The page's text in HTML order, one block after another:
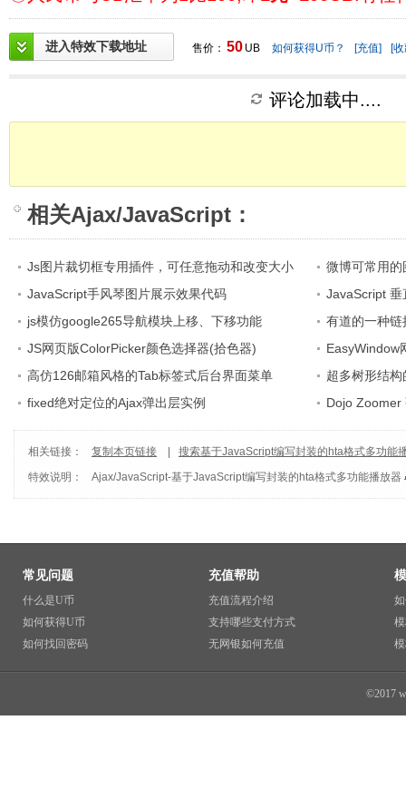
进入特效下载地址 售价： 50 UB 如何获得U币？ [充值] [
评论加载中....
相关Ajax/JavaScript ：
Js图片裁切框专用插件，可任意拖动和改变大小
微博可常用
JavaScript手风琴图片展示效果代码
JavaScript 垂
js模仿google265导航模块上移、下移功能
有道的一种
JS网页版ColorPicker颜色选择器(拾色器)
EasyWindow
高仿126邮箱风格的Tab标签式后台界面菜单
超多树形结
fixed绝对定位的Ajax弹出层实例
Dojo Zoomer
相关链接： 复制本页链接
搜索基于JavaScript编写封装的hta格式多功能
特效说明：
Ajax/JavaScript-基于JavaScript编写封装的hta格式多功能播放器
常见问题
什么是U币
如何获得U币
如何找回密码
充值帮助
充值流程介绍
支持哪些支付方式
无网银如何充值
©2017